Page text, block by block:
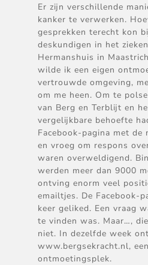
Er zijn verschillende
kanker te verwerken.
gesprekken terecht kon
deskundigen in het
Hermanshuis in
wilde ik een eigen
vertrouwde omgeving,
om me heen. Om te
van Berg en Terblijt en
vergelijkbare behoefte
Facebook-pagina met de
en vroeg om respons
waren overweldigend.
werden meer dan 9000
ontving enorm veel
emailtjes. De Facebook-
keer geliked. Een vraag
te vinden was. Maar…,
niet. In dezelfde week
www.bergsekracht.nl,
ontmoetingsplek.